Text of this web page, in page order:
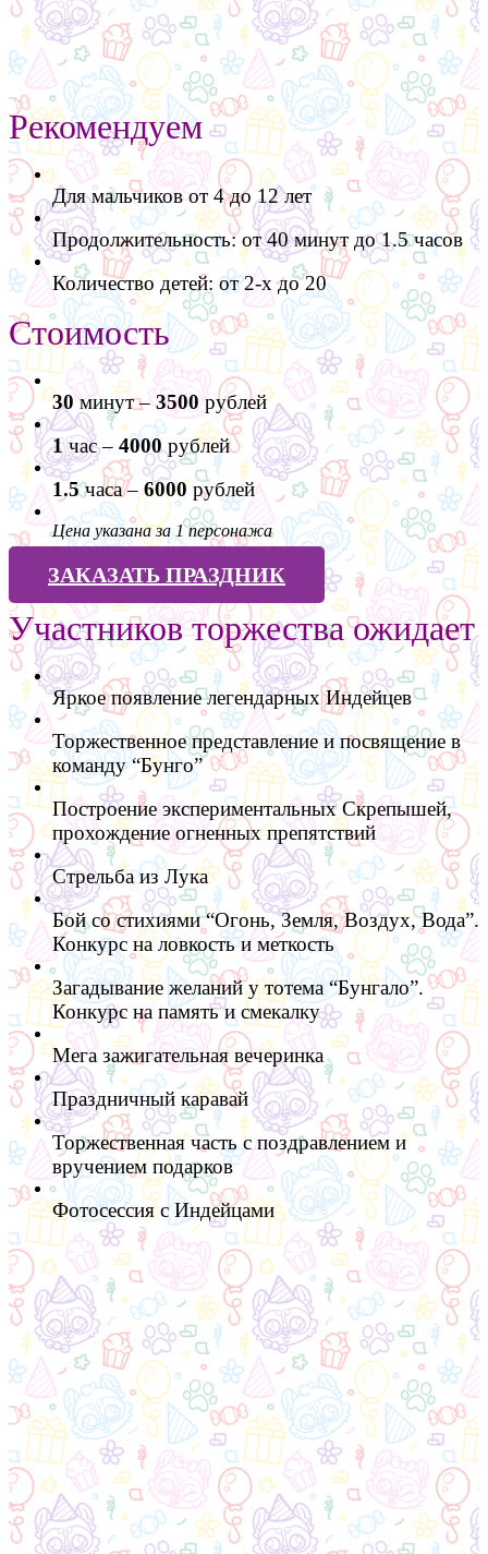
Рекомендуем
Для мальчиков от 4 до 12 лет
Продолжительность: от 40 минут до 1.5часов
Количество детей: от 2-х до 20
Стоимость
30минут –3500рублей
1час –4000рублей
1.5часа –6000рублей
Цена указана за 1 персонажа
ЗАКАЗАТЬ ПРАЗДНИК
Участников торжества ожидает
Яркое появление легендарных Индейцев
Торжественное представление и посвящение в
команду “Бунго”
Построение экспериментальных Скрепышей,
прохождение огненных препятствий
Стрельба из Лука
Бой со стихиями “Огонь, Земля, Воздух, Вода”.
Конкурс на ловкость и меткость
Загадывание желаний у тотема “Бунгало”.
Конкурс на память и смекалку
Мега зажигательная вечеринка
Праздничный каравай
Торжественная часть с поздравлением и
вручением подарков
Фотосессия с Индейцами